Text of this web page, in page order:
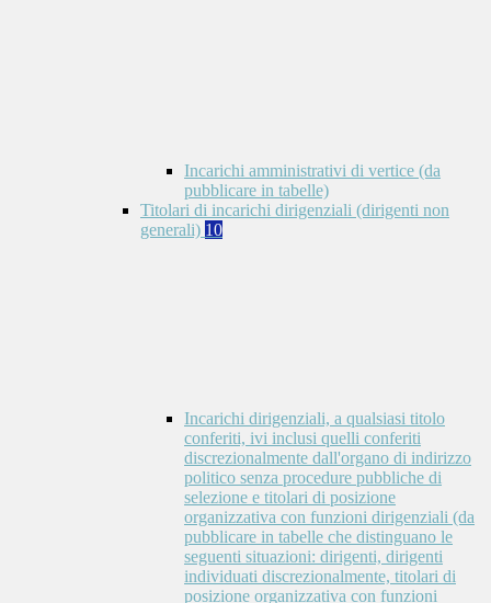
Incarichi amministrativi di vertice (da
pubblicare in tabelle)
Titolari di incarichi dirigenziali (dirigenti non
generali) 10
Incarichi dirigenziali, a qualsiasi titolo
conferiti, ivi inclusi quelli conferiti
discrezionalmente dall'organo di indirizzo
politico senza procedure pubbliche di
selezione e titolari di posizione
organizzativa con funzioni dirigenziali (da
pubblicare in tabelle che distinguano le
seguenti situazioni: dirigenti, dirigenti
individuati discrezionalmente, titolari di
posizione organizzativa con funzioni